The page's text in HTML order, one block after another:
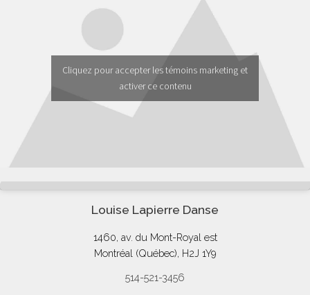
Cliquez pour accepter les témoins marketing et
activer ce contenu
Louise Lapierre Danse
1460, av. du Mont-Royal est
Montréal (Québec), H2J 1Y9
514-521-3456